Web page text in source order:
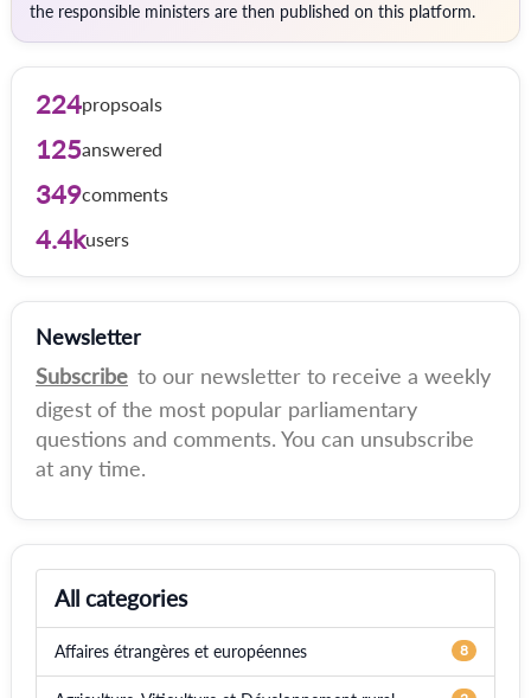
the responsible ministers are then published on this platform.
224propsoals
125answered
349comments
4.4kusers
Newsletter
Subscribe to our newsletter to receive a weekly
digest of the most popular parliamentary
questions and comments. You can unsubscribe
at any time.
All categories
Affaires étrangères et européennes 8